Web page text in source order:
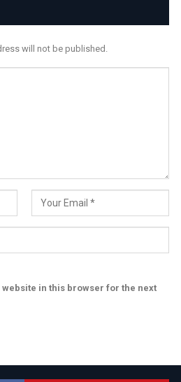
will not be published.
in this browser for the next